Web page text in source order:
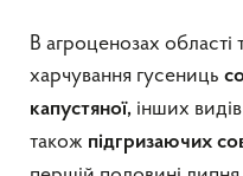
В агроценозах області
харчування гусениць
капустяної, інших видів
також підгризаючих